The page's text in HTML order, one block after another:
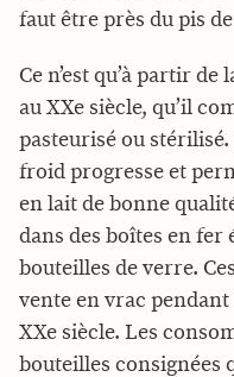
faut être près du pis
Ce n’est qu’à partir
au XXe siècle, qu’il
pasteurisé ou
froid progresse et
en lait de bonne
dans des boîtes en fer
bouteilles de verre.
vente en vrac
XXe siècle. Les
bouteilles consignées